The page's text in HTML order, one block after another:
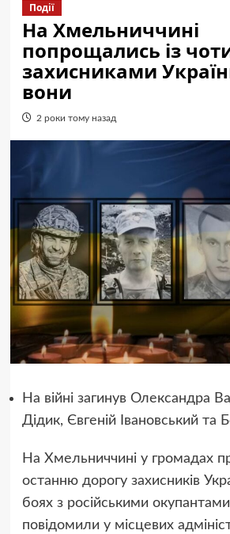
Події
На Хмельниччині
попрощались із
захисниками
вони
2 роки тому назад
На війні загинув Олександра
Дідик, Євгеній Івановський та
На Хмельниччині у громадах
останню дорогу захисників
боях з російськими
повідомили у місцевих